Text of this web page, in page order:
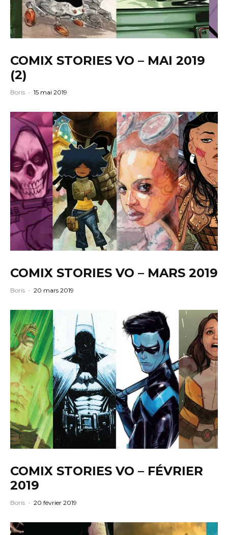
COMIX STORIES VO – MAI 2019
(2)
Boris · 15 mai 2019
COMIX STORIES VO – MARS 2019
Boris · 20 mars 2019
COMIX STORIES VO – FÉVRIER
2019
Boris · 20 février 2019